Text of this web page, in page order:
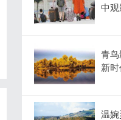
中观
青鸟
新
温婉